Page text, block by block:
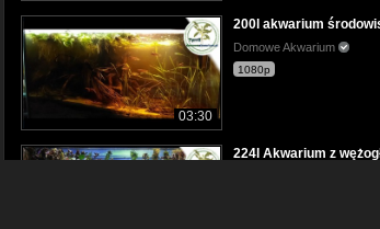
03:30
200l akwarium
Domowe Akwarium
1080p
224l Akwarium z